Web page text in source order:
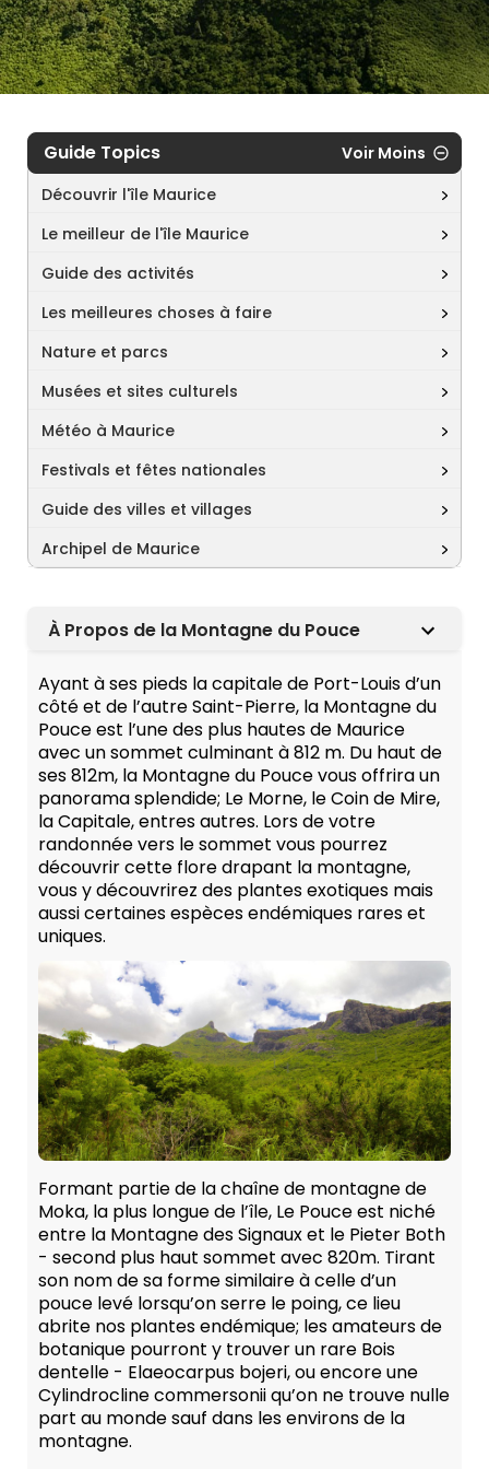
Guide Topics
Voir Moins
Découvrir l'île Maurice
Le meilleur de l'île Maurice
Guide des activités
Les meilleures choses à faire
Nature et parcs
Musées et sites culturels
Météo à Maurice
Festivals et fêtes nationales
Guide des villes et villages
Archipel de Maurice
À Propos de la Montagne du Pouce
Ayant à ses pieds la capitale de Port-Louis d’un
côté et de l’autre Saint-Pierre, la Montagne du
Pouce est l’une des plus hautes de Maurice
avec un sommet culminant à 812 m. Du haut de
ses 812m, la Montagne du Pouce vous offrira un
panorama splendide; Le Morne, le Coin de Mire,
la Capitale, entres autres. Lors de votre
randonnée vers le sommet vous pourrez
découvrir cette flore drapant la montagne,
vous y découvrirez des plantes exotiques mais
aussi certaines espèces endémiques rares et
uniques.
Formant partie de la chaîne de montagne de
Moka, la plus longue de l’île, Le Pouce est niché
entre la Montagne des Signaux et le Pieter Both
- second plus haut sommet avec 820m. Tirant
son nom de sa forme similaire à celle d’un
pouce levé lorsqu’on serre le poing, ce lieu
abrite nos plantes endémique; les amateurs de
botanique pourront y trouver un rare Bois
dentelle - Elaeocarpus bojeri, ou encore une
Cylindrocline commersonii qu’on ne trouve nulle
part au monde sauf dans les environs de la
montagne.